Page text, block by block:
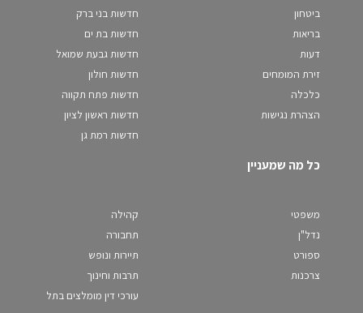
ביטחון
בריאות
דעות
זירת המומחים
כלכלה
הצהרת נגישות
חדשות בני ברק
חדשות בת ים
חדשות גבעת שמואל
חדשות חולון
חדשות פתח תקווה
חדשות ראשון לציון
חדשות רמת גן
כל מה שמעניין
משפטי
נדל"ן
ספורט
צרכנות
קהילה
תחבורה
תיירות ונופש
תרבות וחינוך
עורכי דין מומלצים בתל